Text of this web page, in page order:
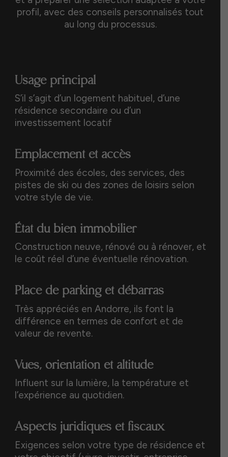
profil, avec des conseils personnalisés tout
au long du processus.
Usage principal
S’il s’agit d’un logement habituel, d’une
résidence secondaire ou d’un
investissement locatif
Emplacement et accès
Proximité des écoles, des services, des
pistes de ski ou des zones de loisirs selon
votre style de vie.
État du bien immobilier
Construction neuve, rénové ou à rénover, et
le coût réel d’une éventuelle rénovation.
Place de parking et débarras
Très appréciés en Andorre, ils font la
différence en termes de confort et de
valeur de revente.
Vues, orientation et altitude
Influent sur la lumière, la température et
l’expérience au quotidien.
Aspects juridiques et fiscaux
Exigences selon votre type de résidence et